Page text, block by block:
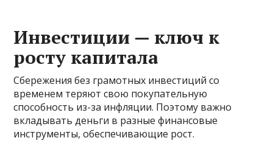
Инвестиции — ключ к
росту капитала
Сбережения без грамотных инвестиций со
временем теряют свою покупательную
способность из-за инфляции. Поэтому важно
вкладывать деньги в разные финансовые
инструменты, обеспечивающие рост.